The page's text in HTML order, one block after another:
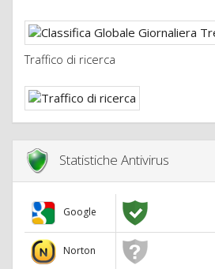
Traffico di ricerca
Statistiche Antivirus
Google
Norton